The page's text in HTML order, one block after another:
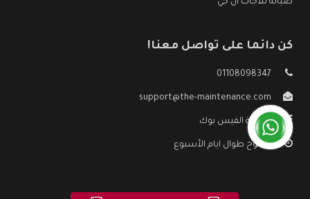
كن دائما على تواصل معنا!
01108098347
support@the-maintenance.com
صفحة الفيس بوك
مفتوح طوال ايام الأسبوع